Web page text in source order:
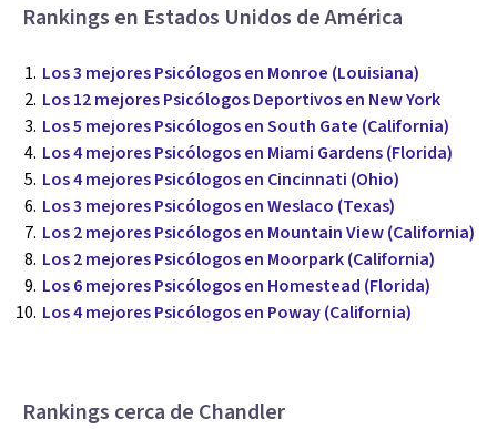
Rankings en Estados Unidos de América
Los 3 mejores Psicólogos en Monroe (Louisiana)
Los 12 mejores Psicólogos Deportivos en New York
Los 5 mejores Psicólogos en South Gate (California)
Los 4 mejores Psicólogos en Miami Gardens (Florida)
Los 4 mejores Psicólogos en Cincinnati (Ohio)
Los 3 mejores Psicólogos en Weslaco (Texas)
Los 2 mejores Psicólogos en Mountain View (California)
Los 2 mejores Psicólogos en Moorpark (California)
Los 6 mejores Psicólogos en Homestead (Florida)
Los 4 mejores Psicólogos en Poway (California)
Rankings cerca de Chandler